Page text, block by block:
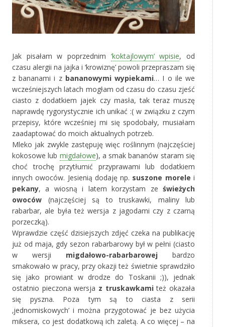
Jak pisałam w poprzednim ‘koktajlowym’ wpisie, od
czasu alergii na jajka i ‘krowiznę’ powoli przepraszam się
z bananami i z bananowymi wypiekami… I o ile we
wcześniejszych latach mogłam od czasu do czasu zjeść
ciasto z dodatkiem jajek czy masła, tak teraz muszę
naprawdę rygorystycznie ich unikać :( w związku z czym
przepisy, które wcześniej mi się spodobały, musiałam
zaadaptować do moich aktualnych potrzeb.
Mleko jak zwykle zastępuję więc roślinnym (najczęściej
kokosowe lub migdałowe), a smak bananów staram się
choć trochę przytłumić przyprawami lub dodatkiem
innych owoców. Jesienią dodaję np. suszone morele i
pekany, a wiosną i latem korzystam ze świeżych
owoców (najczęściej są to truskawki, maliny lub
rabarbar, ale była też wersja z jagodami czy z czarną
porzeczką).
Wprawdzie część dzisiejszych zdjęć czeka na publikację
już od maja, gdy sezon rabarbarowy był w pełni (ciasto
w wersji migdałowo-rabarbarowej bardzo
smakowało w pracy, przy okazji też świetnie sprawdziło
się jako prowiant w drodze do Toskanii ;)), jednak
ostatnio pieczona wersja z truskawkamiteż okazała
się pyszna. Poza tym są to ciasta z serii
‚jednomiskowych’ i można przygotować je bez użycia
miksera, co jest dodatkową ich zaletą. A co więcej – na